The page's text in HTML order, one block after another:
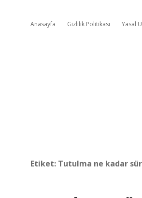
Anasayfa Gizlilik Politikası Yasal
Etiket: Tutulma ne kadar